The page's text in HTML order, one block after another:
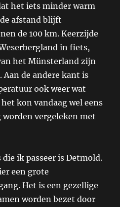
het iets minder warm
afstand blijft
de 100 km. Keerzijde
in fiets,
het Münsterland zijn
de andere kant is
ook weer wat
kon vandaag wel eens
vergeleken met
ik passeer is Detmold.
een grote
Het is een gezellige
worden bezet door